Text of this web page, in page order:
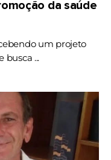
da saúde
um projeto
busca ...